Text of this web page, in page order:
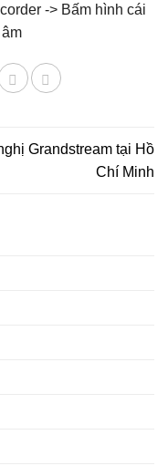
-> Bấm hình cái
Grandstream tại Hồ
Chí Minh